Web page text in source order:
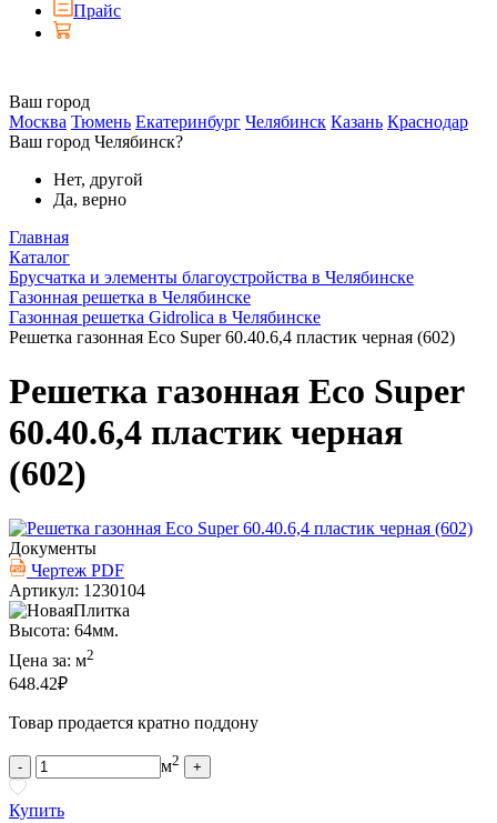
Прайс
Ваш город
Москва Тюмень Екатеринбург Челябинск Казань Краснодар
Ваш город Челябинск?
Нет, другой
Да, верно
Главная
Каталог
Брусчатка и элементы благоустройства в Челябинске
Газонная решетка в Челябинске
Газонная решетка Gidrolica в Челябинске
Решетка газонная Eco Super 60.40.6,4 пластик черная (602)
Решетка газонная Eco Super
60.40.6,4 пластик черная
(602)
Документы
Чертеж PDF
Артикул: 1230104
Высота: 64мм.
Цена за: м2
648.42₽
Товар продается кратно поддону
- м2 +
Купить